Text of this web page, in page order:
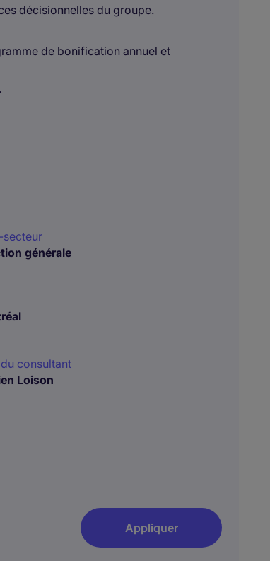
décisionnelles du groupe.
de bonification annuel et
secteur
générale
consultant
Loison
Appliquer